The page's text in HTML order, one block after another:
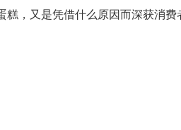
，又是凭借什么原因而深获消费